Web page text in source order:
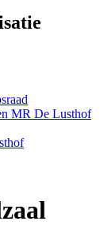
MR De Lusthof